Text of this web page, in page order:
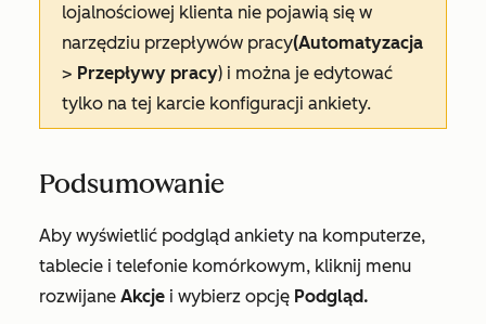
lojalnościowej klienta nie pojawią się w
narzędziu przepływów pracy(Automatyzacja
> Przepływy pracy) i można je edytować
tylko na tej karcie konfiguracji ankiety.
Podsumowanie
Aby wyświetlić podgląd ankiety na komputerze,
tablecie i telefonie komórkowym, kliknij menu
rozwijane Akcje i wybierz opcję Podgląd.